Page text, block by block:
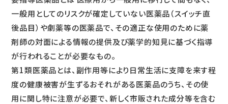
一般用としてのリスクが確定していない医薬品（スイッチ直
後品目）や劇薬等の医薬品で、その適正な使用のために薬
剤師の対面による情報の提供及び薬学的知見に基づく指導
が行われることが必要なもの。
第1類医薬品とは、副作用等により日常生活に支障を来す程
度の健康被害が生ずるおそれがある医薬品のうち、その使
用に関し特に注意が必要で、新しく市販された成分等を含む